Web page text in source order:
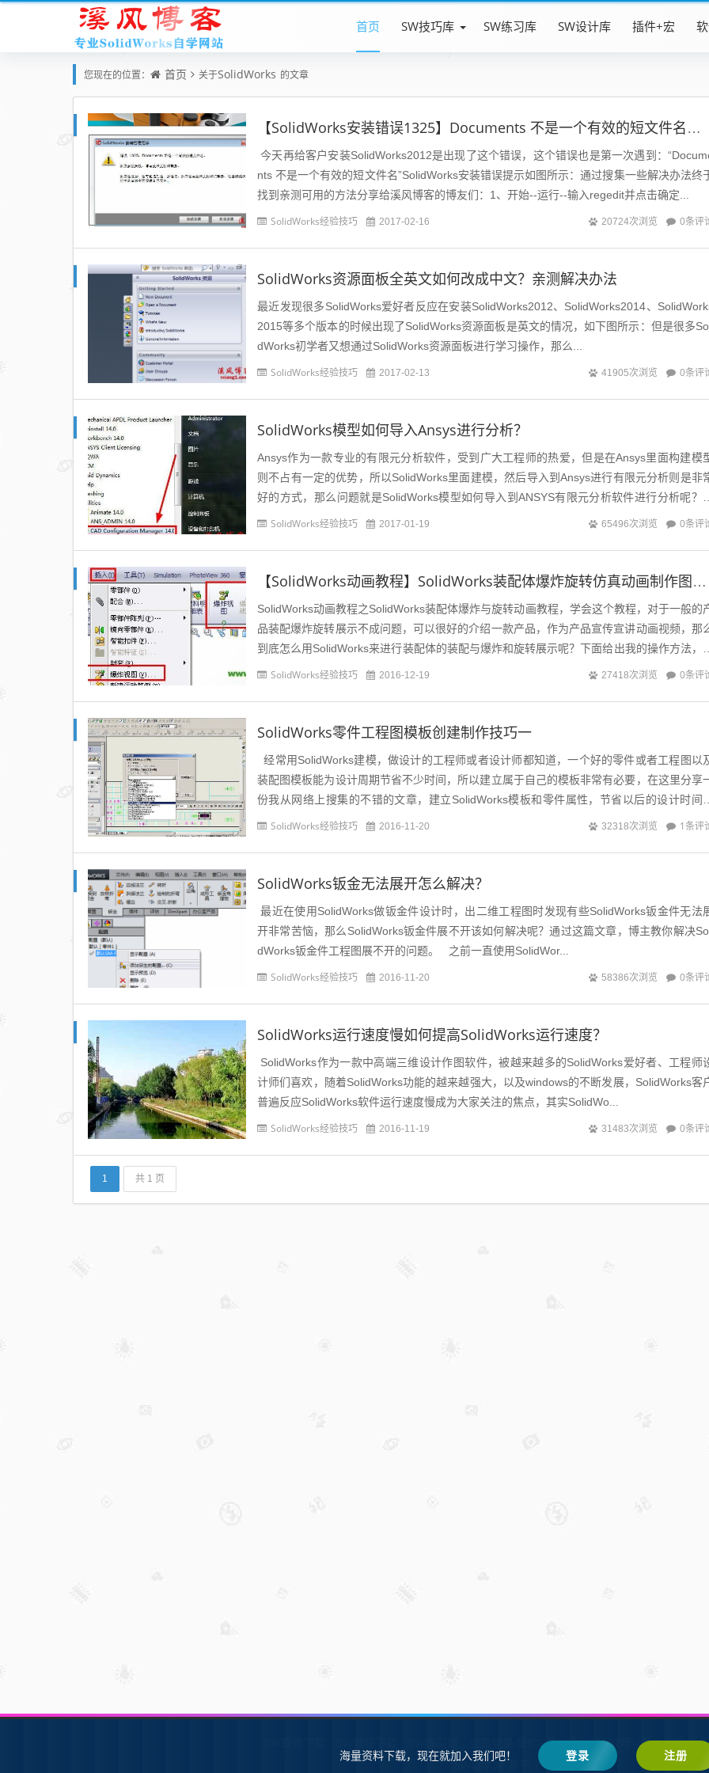
首页 SW技巧库 SW练习库 SW设计库 插件+宏
您现在的位置： 首页 关于SolidWorks 的文章
【SolidWorks安装错误1325】Documents 不是一个有效的短文件名如何解决？
今天再给客户安装SolidWorks2012是出现了这个错误，这个错误也是第一次遇到：
nts 不是一个有效的短文件名”SolidWorks安装错误提示如图所示：通过搜集一些解决办法终
找到亲测可用的方法分享给溪风博客的博友们：1、开始--运行--输入regedit并点击确定...
SolidWorks经验技巧 2017-02-16 20724次浏览 0条评
SolidWorks资源面板全英文如何改成中文？亲测解决办法
最近发现很多SolidWorks爱好者反应在安装SolidWorks2012、SolidWorks2014、
2015等多个版本的时候出现了SolidWorks资源面板是英文的情况，如下图所示：但是很多
dWorks初学者又想通过SolidWorks资源面板进行学习操作，那么...
SolidWorks经验技巧 2017-02-13 41905次浏览 0条评
SolidWorks模型如何导入Ansys进行分析？
Ansys作为一款专业的有限元分析软件，受到广大工程师的热爱，但是在Ansys里面构建模
则不占有一定的优势，所以SolidWorks里面建模，然后导入到Ansys进行有限元分析则是非
好的方式，那么问题就是SolidWorks模型如何导入到ANSYS有限元分析软件进行分析呢？
面给出方法把Soli...
SolidWorks经验技巧 2017-01-19 65496次浏览 0条评
【SolidWorks动画教程】SolidWorks装配体爆炸旋转仿真动画制作图文教程
SolidWorks动画教程之SolidWorks装配体爆炸与旋转动画教程，学会这个教程，对于一般的
品装配爆炸旋转展示不成问题，可以很好的介绍一款产品，作为产品宣传宣讲动画视频，那
到底怎么用SolidWorks来进行装配体的装配与爆炸和旋转展示呢？下面给出我的操作方法，
过这个教程你可以做出产品...
SolidWorks经验技巧 2016-12-19 27418次浏览 0条评
SolidWorks零件工程图模板创建制作技巧一
经常用SolidWorks建模，做设计的工程师或者设计师都知道，一个好的零件或者工程图以
装配图模板能为设计周期节省不少时间，所以建立属于自己的模板非常有必要，在这里分享
份我从网络上搜集的不错的文章，建立SolidWorks模板和零件属性，节省以后的设计时间
一、 介绍1、 作用So...
SolidWorks经验技巧 2016-11-20 32318次浏览 1条评
SolidWorks钣金无法展开怎么解决？
最近在使用SolidWorks做钣金件设计时，出二维工程图时发现有些SolidWorks钣金件无法
开非常苦恼，那么SolidWorks钣金件展不开该如何解决呢？通过这篇文章，博主教你解决
dWorks钣金件工程图展不开的问题。 之前一直使用SolidWor...
SolidWorks经验技巧 2016-11-20 58386次浏览 0条评
SolidWorks运行速度慢如何提高SolidWorks运行速度？
SolidWorks作为一款中高端三维设计作图软件，被越来越多的SolidWorks爱好者、工程师
计师们喜欢，随着SolidWorks功能的越来越强大，以及windows的不断发展，SolidWorks客
普遍反应SolidWorks软件运行速度慢成为大家关注的焦点，其实SolidWo...
SolidWorks经验技巧 2016-11-19 31483次浏览 0条评
1 共 1 页
鲁ICP备2021002287号-1鲁公网安备
SW自学网 Z-BlogPHP 搭建
海量资料下载，现在就加入我们吧！ 登录 注册